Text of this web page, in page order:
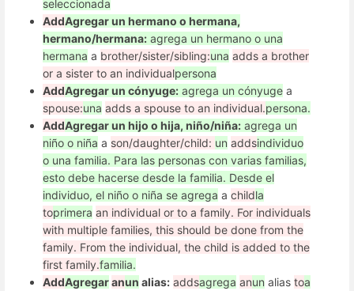
seleccionada
AddAgregar un hermano o hermana,
hermano/hermana: agrega un hermano o una
hermana a brother/sister/sibling:una adds a brother
or a sister to an individualpersona
AddAgregar un cónyuge: agrega un cónyuge a
spouse:una adds a spouse to an individual.persona.
AddAgregar un hijo o hija, niño/niña: agrega un
niño o niña a son/daughter/child: un addsindividuo
o una familia. Para las personas con varias familias,
esto debe hacerse desde la familia. Desde el
individuo, el niño o niña se agrega a childla
toprimera an individual or to a family. For individuals
with multiple families, this should be done from the
family. From the individual, the child is added to the
first family.familia.
AddAgregaranun alias: addsagrega anun alias toa